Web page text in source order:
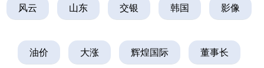
风云 山东 交银 韩国 影像
油价 大涨 辉煌国际 董事长